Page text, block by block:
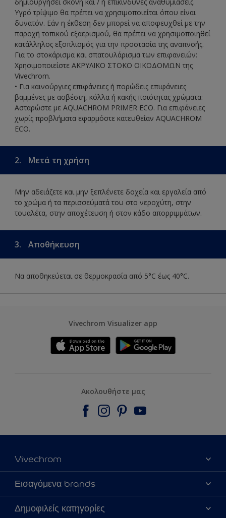
Υγρό τρίψιμο θα πρέπει να χρησιμοποιείται όπου είναι
δυνατόν. Εάν η έκθεση δεν μπορεί να αποφευχθεί με την
παροχή τοπικού εξαερισμού, θα πρέπει να χρησιμοποιηθεί
κατάλληλος εξοπλισμός για την προστασία της αναπνοής.
Για το στοκάρισμα και σπατουλάρισμα των επιφανειών:
Χρησιμοποιείστε ΑΚΡΥΛΙΚΟ ΣΤΟΚΟ ΟΙΚΟΔΟΜΩΝ της
Vivechrom.
• Για καινούργιες επιφάνειες ή πορώδεις επιφάνειες
βαμμένες με ασβέστη, κόλλα ή κακής ποιότητας χρώματα:
Ασταρώστε με AQUACHROM PRIMER ECO. Για επιφάνειες
χωρίς προβλήματα εφαρμόστε κατευθείαν AQUACHROM
ECO.
2. Μετά τη χρήση
Μην αδειάζετε και μην ξεπλένετε δοχεία και εργαλεία από
το χρώμα ή τα περισσεύματά του στο νεροχύτη, στην
τουαλέτα, στην αποχέτευση ή στον κάδο απορριμμάτων.
3. Αποθήκευση
Να αποθηκεύεται σε θερμοκρασία από 5°C έως 40°C.
Vivechrom Visualizer app
Ακολουθήστε μας
Vivechrom
Εύρεση Καταστήματος
Επικοινωνία
Τα νέα μας
Εισαγόμενα brands
Dulux Trade
Δημοφιλείς κατηγορίες